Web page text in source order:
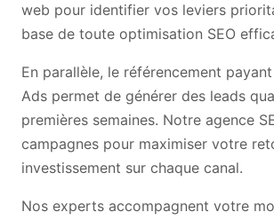
web pour identifier vos leviers
base de toute optimisation SEO
En parallèle, le référencement
Ads permet de générer des leads
premières semaines. Notre agence
campagnes pour maximiser votre
investissement sur chaque canal.
Nos experts accompagnent votre